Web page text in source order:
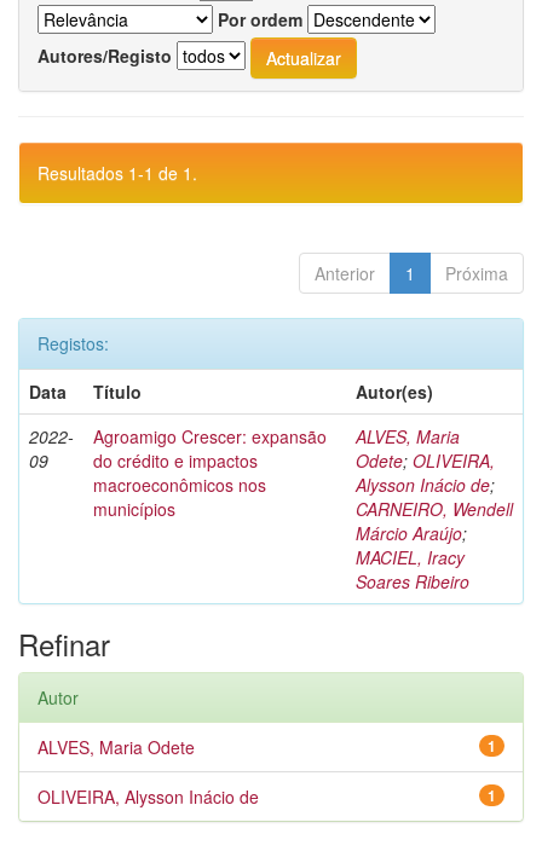
Por ordem
Autores/Registo
Resultados 1-1 de 1.
Anterior 1 Próxima
Registos:
Data
Título
Autor(es)
2022-
09
Agroamigo Crescer: expansão
do crédito e impactos
macroeconômicos nos
municípios
ALVES, Maria
Odete; OLIVEIRA,
Alysson Inácio de;
CARNEIRO, Wendell
Márcio Araújo;
MACIEL, Iracy
Soares Ribeiro
Refinar
Autor
1
ALVES, Maria Odete
1
OLIVEIRA, Alysson Inácio de